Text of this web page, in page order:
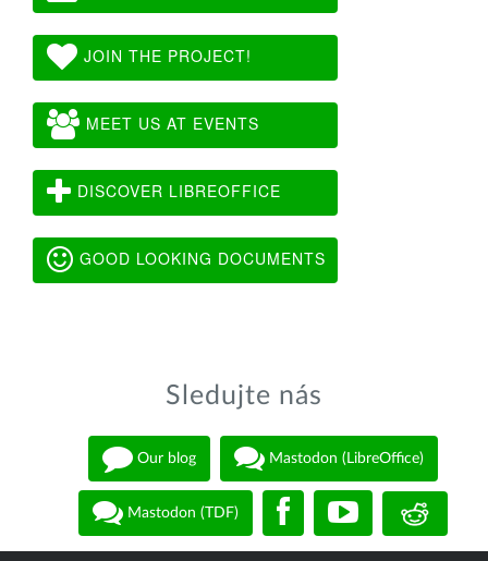
JOIN THE PROJECT!
MEET US AT EVENTS
DISCOVER LIBREOFFICE
GOOD LOOKING DOCUMENTS
Sledujte nás
Our blog Mastodon (LibreOffice)
Mastodon (TDF)